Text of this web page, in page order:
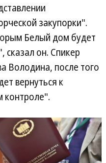
закупорки".
Белый дом будет
сказал он. Спикер
Володина, после того
вернуться к
контроле".